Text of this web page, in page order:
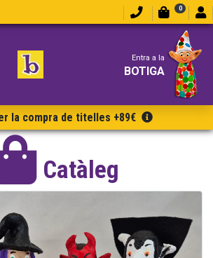
0
Entra a la
BOTIGA
la compra de titelles +89€
Catàleg